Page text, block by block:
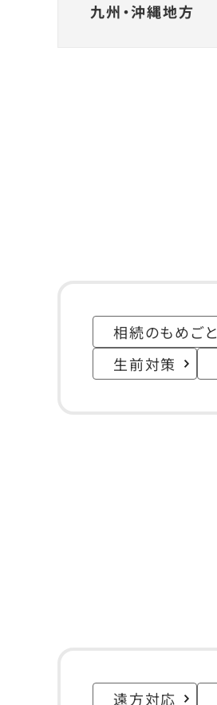
九州・沖縄地方
相続のもめごと
生前対策
遠方対応